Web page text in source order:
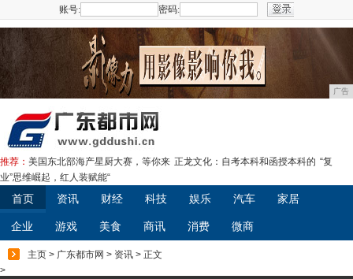
账号: 密码:
广告
推荐： 美国东北部海产星厨大赛，等你来 正龙文化：自考本科和函授本科的 “复
业”思维崛起，红人装赋能“
首页 资讯 财经 科技 娱乐 汽车 家居
企业 游戏 美食 商讯 消费 微商
主页 > 广东都市网 > 资讯 > 正文
>